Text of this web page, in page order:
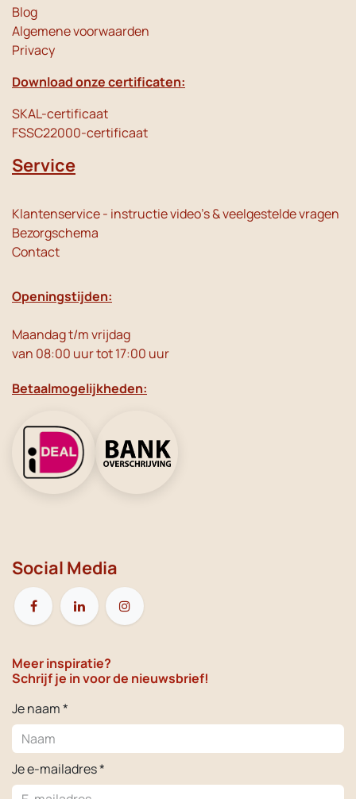
Blog
Algemene voorwaarden
Privacy
Download onze certificaten:
SKAL-certificaat
FSSC22000-certificaat
Service
Klantenservice - instructie video's & veelgestelde vragen
Bezorgschema
Contact
Openingstijden:
Maandag t/m vrijdag
van 08:00 uur tot 17:00 uur
Betaalmogelijkheden:
Social Media
Meer inspiratie?
Schrijf je in voor de nieuwsbrief!
Je naam *
Je e-mailadres *